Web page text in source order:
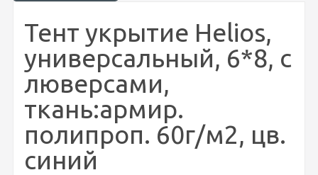
Тент укрытие Helios,
универсальный, 6*8, с
люверсами,
ткань:армир.
полипроп. 60г/м2, цв.
синий